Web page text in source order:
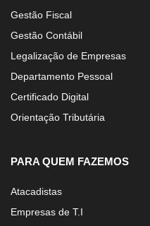
Gestão Fiscal
Gestão Contábil
Legalização de Empresas
Departamento Pessoal
Certificado Digital
Orientação Tributária
PARA QUEM FAZEMOS
Atacadistas
Empresas de T.I